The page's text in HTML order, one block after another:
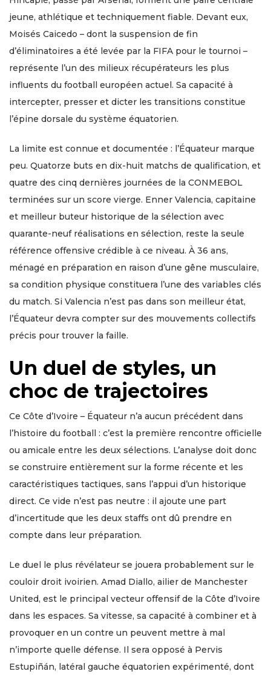
jeune, athlétique et techniquement fiable. Devant eux,
Moisés Caicedo – dont la suspension de fin
d’éliminatoires a été levée par la FIFA pour le tournoi –
représente l’un des milieux récupérateurs les plus
influents du football européen actuel. Sa capacité à
intercepter, presser et dicter les transitions constitue
l’épine dorsale du système équatorien.
La limite est connue et documentée : l’Équateur marque
peu. Quatorze buts en dix-huit matchs de qualification, et
quatre des cinq dernières journées de la CONMEBOL
terminées sur un score vierge. Enner Valencia, capitaine
et meilleur buteur historique de la sélection avec
quarante-neuf réalisations en sélection, reste la seule
référence offensive crédible à ce niveau. À 36 ans,
ménagé en préparation en raison d’une gêne musculaire,
sa condition physique constituera l’une des variables clés
du match. Si Valencia n’est pas dans son meilleur état,
l’Équateur devra compter sur des mouvements collectifs
précis pour trouver la faille.
Un duel de styles, un
choc de trajectoires
Ce Côte d’Ivoire – Équateur n’a aucun précédent dans
l’histoire du football : c’est la première rencontre officielle
ou amicale entre les deux sélections. L’analyse doit donc
se construire entièrement sur la forme récente et les
caractéristiques tactiques, sans l’appui d’un historique
direct. Ce vide n’est pas neutre : il ajoute une part
d’incertitude que les deux staffs ont dû prendre en
compte dans leur préparation.
Le duel le plus révélateur se jouera probablement sur le
couloir droit ivoirien. Amad Diallo, ailier de Manchester
United, est le principal vecteur offensif de la Côte d’Ivoire
dans les espaces. Sa vitesse, sa capacité à combiner et à
provoquer en un contre un peuvent mettre à mal
n’importe quelle défense. Il sera opposé à Pervis
Estupiñán, latéral gauche équatorien expérimenté, dont